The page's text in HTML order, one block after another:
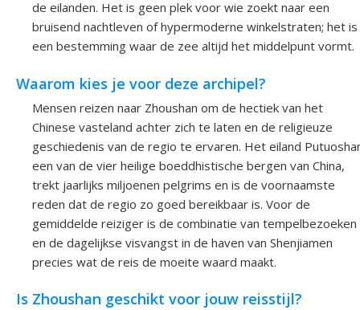
de eilanden. Het is geen plek voor wie zoekt naar een
bruisend nachtleven of hypermoderne winkelstraten; het is
een bestemming waar de zee altijd het middelpunt vormt.
Waarom kies je voor deze archipel?
Mensen reizen naar Zhoushan om de hectiek van het
Chinese vasteland achter zich te laten en de religieuze
geschiedenis van de regio te ervaren. Het eiland
een van de vier heilige boeddhistische bergen van China,
trekt jaarlijks miljoenen pelgrims en is de voornaamste
reden dat de regio zo goed bereikbaar is. Voor de
gemiddelde reiziger is de combinatie van tempelbezoeken
en de dagelijkse visvangst in de haven van Shenjiamen
precies wat de reis de moeite waard maakt.
Is Zhoushan geschikt voor jouw reisstijl?